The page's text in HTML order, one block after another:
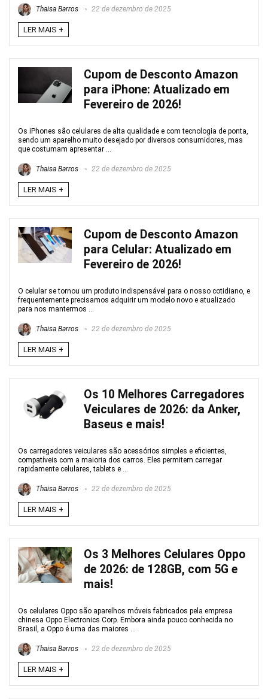
Thaisa Barros 22 de dezembro de 2025
LER MAIS +
Cupom de Desconto Amazon
para iPhone: Atualizado em
Fevereiro de 2026!
Os iPhones são celulares de alta qualidade e com tecnologia de ponta,
sendo um aparelho muito desejado por diversos consumidores, mas
que costumam apresentar ...
Thaisa Barros 22 de dezembro de 2025
LER MAIS +
Cupom de Desconto Amazon
para Celular: Atualizado em
Fevereiro de 2026!
O celular se tornou um produto indispensável para o nosso cotidiano, e
frequentemente precisamos adquirir um modelo novo e atualizado
para nos mantermos ...
Thaisa Barros 22 de dezembro de 2025
LER MAIS +
Os 10 Melhores Carregadores
Veiculares de 2026: da Anker,
Baseus e mais!
Os carregadores veiculares são acessórios simples e eficientes,
compatíveis com a maioria dos carros. Eles permitem carregar
rapidamente celulares, tablets e ...
Thaisa Barros 22 de dezembro de 2025
LER MAIS +
Os 3 Melhores Celulares Oppo
de 2026: de 128GB, com 5G e
mais!
Os celulares Oppo são aparelhos móveis fabricados pela empresa
chinesa Oppo Electronics Corp. Embora ainda pouco conhecida no
Brasil, a Oppo é uma das maiores ...
Thaisa Barros 22 de dezembro de 2025
LER MAIS +